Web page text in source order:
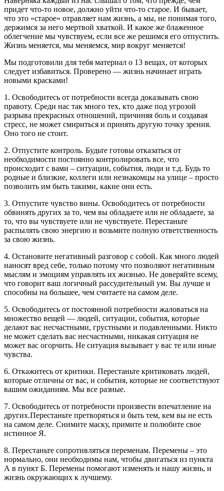
придет что-то новое, должно уйти что-то старое. И бывает,
что это «старое» отравляет нам жизнь, а мы, не понимая того,
держимся за него мертвой хваткой. И какое же блаженное
облегчение мы чувствуем, если все же решимся его отпустить.
Жизнь меняется, мы меняемся, мир вокруг меняется!
Мы подготовили для тебя материал о 13 вещах, от которых
следует избавиться. Проверено — жизнь начинает играть
новыми красками!
1. Освободитесь от потребности всегда доказывать свою
правоту. Среди нас так много тех, кто даже под угрозой
разрыва прекрасных отношений, причиняя боль и создавая
стресс, не может смириться и принять другую точку зрения.
Оно того не стоит.
2. Отпустите контроль. Будьте готовы отказаться от
необходимости постоянно контролировать все, что
происходит с вами – ситуации, события, люди и т.д. Будь то
родные и близкие, коллеги или незнакомцы на улице – просто
позволить им быть такими, какие они есть.
3. Отпустите чувство вины. Освободитесь от потребности
обвинять других за то, чем вы обладаете или не обладаете, за
то, что вы чувствуете или не чувствуете. Перестаньте
распылять свою энергию и возьмите полную ответственность
за свою жизнь.
4. Остановите негативный разговор с собой. Как много людей
наносят вред себе, только потому что позволяют негативным
мыслям и эмоциям управлять их жизнью. Не доверяйте всему,
что говорит ваш логичный рассудительный ум. Вы лучше и
способны на большее, чем считаете на самом деле.
5. Освободитесь от постоянной потребности жаловаться на
множество вещей — людей, ситуации, события, которые
делают вас несчастными, грустными и подавленными. Никто
не может сделать вас несчастными, никакая ситуация не
может вас огорчить. Не ситуация вызывает у вас те или иные
чувства.
6. Откажитесь от критики. Перестаньте критиковать людей,
которые отличны от вас, и события, которые не соответствуют
вашим ожиданиям. Мы все разные.
7. Освободитесь от потребности произвести впечатление на
других.Перестаньте претворяться и быть тем, кем вы не есть
на самом деле. Снимите маску, примите и полюбите свое
истинное Я.
8. Перестаньте сопротивляться переменам. Перемены – это
нормально, они необходимы нам, чтобы двигаться из пункта
А в пункт Б. Перемены помогают изменять и нашу жизнь, и
жизнь окружающих к лучшему.